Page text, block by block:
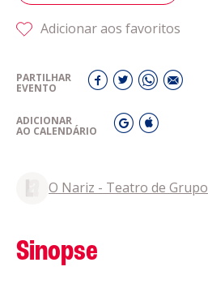
Adicionar aos favoritos
PARTILHAR
EVENTO
ADICIONAR
AO CALENDÁRIO
O Nariz - Teatro de Grupo
Sinopse